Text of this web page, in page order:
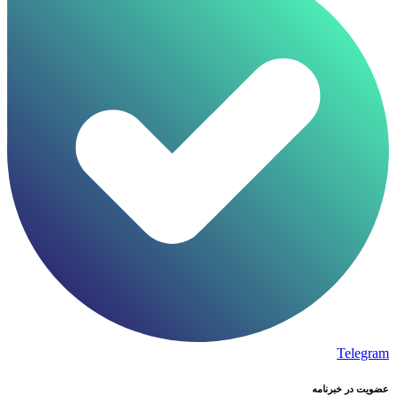
Telegram
عضویت در خبرنامه